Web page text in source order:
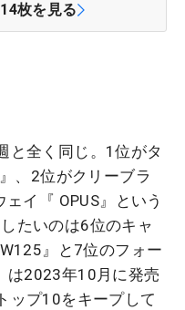
14枚を見る
と全く同じ。1位がタ
、2位がクリーブラ
イ『 OPUS』という
たいのは6位のキャ
』と7位のフォー
は2023年10月に発売
ップ10をキープして